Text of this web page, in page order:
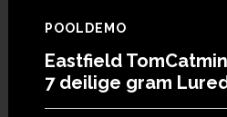
POOLDEMO
Eastfield
7 deilige gram